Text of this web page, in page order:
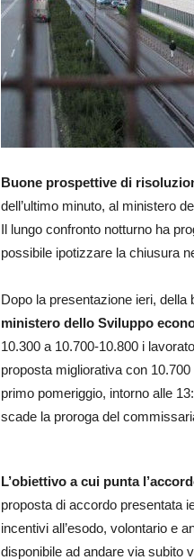
Buone prospettive di
dell’ultimo minuto, al ministero
Il lungo confronto notturno ha
possibile ipotizzare la chiusura
Dopo la presentazione ieri,
ministero dello Sviluppo
10.300 a 10.700-10.800 i
proposta migliorativa con
primo pomeriggio, intorno alle
scade la proroga del
L’obiettivo a cui punta
proposta di accordo presentata
incentivi all’esodo, volontario e
disponibile ad andare via subito